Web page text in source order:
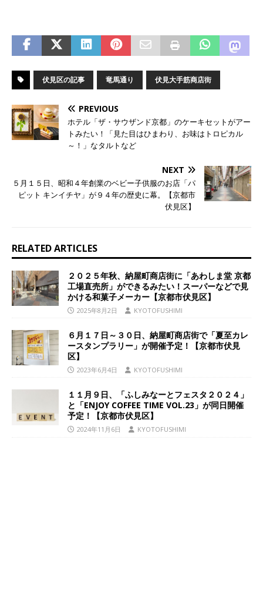
伏見区の記事 竜馬通り 伏見大手筋商店街
PREVIOUS
ホテル「ザ・サウザンド京都」のケーキセットがアー
トみたい！「見た目はひまわり、お味はトロピカル
～！」なタルトなど
NEXT
５月１５日、昭和４年創業のベビー子供服のお店「パ
ピット キンイチヤ」が９４年の歴史に幕。【京都市
伏見区】
RELATED ARTICLES
２０２５年秋、納屋町商店街に「あわしま堂 京都
工場直売所」ができるみたい！スーパーなどで見
かける和菓子メーカー【京都市伏見区】
2025年8月2日 KYOTOFUSHIMI
６月１７日～３０日、納屋町商店街で「夏至カレ
ースタンプラリー」が開催予定！【京都市伏見
区】
2023年6月4日 KYOTOFUSHIMI
１１月９日、「ふしみなーとフェスタ２０２４」
と「ENJOY COFFEE TIME VOL.23」が同日開催
予定！【京都市伏見区】
2024年11月6日 KYOTOFUSHIMI